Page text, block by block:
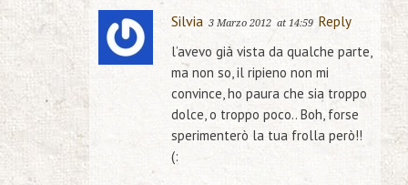
Silvia 3 Marzo 2012 at 14:59 Reply
l’avevo già vista da qualche parte,
ma non so, il ripieno non mi
convince, ho paura che sia troppo
dolce, o troppo poco.. Boh, forse
sperimenterò la tua frolla però!!
(: